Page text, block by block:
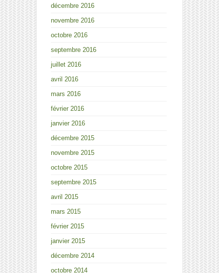
décembre 2016
novembre 2016
octobre 2016
septembre 2016
juillet 2016
avril 2016
mars 2016
février 2016
janvier 2016
décembre 2015
novembre 2015
octobre 2015
septembre 2015
avril 2015
mars 2015
février 2015
janvier 2015
décembre 2014
octobre 2014